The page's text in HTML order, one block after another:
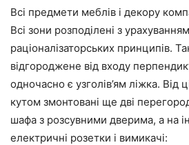
Всі предмети меблів і декору
Всі зони розподілені з
раціоналізаторських принципів.
відгороджене від входу
одночасно є узголів’ям ліжка. Від
кутом змонтовані ще дві
шафа з розсувними дверима, а на
електричні розетки і вимикачі: